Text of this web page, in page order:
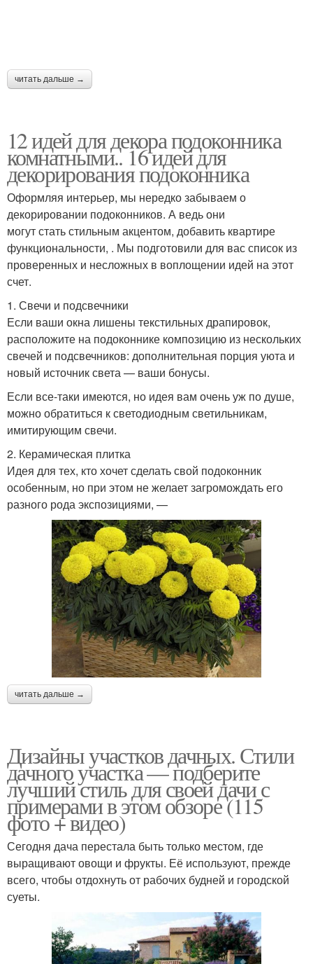
читать дальше →
12 идей для декора подоконника
комнатными.. 16 идей для
декорирования подоконника
Оформляя интерьер, мы нередко забываем о
декорировании подоконников. А ведь они
могут стать стильным акцентом, добавить квартире
функциональности, . Мы подготовили для вас список из
проверенных и несложных в воплощении идей на этот
счет.
1. Свечи и подсвечники
Если ваши окна лишены текстильных драпировок,
расположите на подоконнике композицию из нескольких
свечей и подсвечников: дополнительная порция уюта и
новый источник света — ваши бонусы.
Если все-таки имеются, но идея вам очень уж по душе,
можно обратиться к светодиодным светильникам,
имитирующим свечи.
2. Керамическая плитка
Идея для тех, кто хочет сделать свой подоконник
особенным, но при этом не желает загромождать его
разного рода экспозициями, —
читать дальше →
Дизайны участков дачных. Стили
дачного участка — подберите
лучший стиль для своей дачи с
примерами в этом обзоре (115
фото + видео)
Сегодня дача перестала быть только местом, где
выращивают овощи и фрукты. Её используют, прежде
всего, чтобы отдохнуть от рабочих будней и городской
суеты.